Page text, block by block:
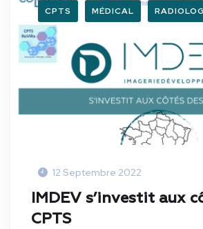
CPTS MÉDICAL
12 Septembre 2022
IMDEV s’investit aux
CPTS